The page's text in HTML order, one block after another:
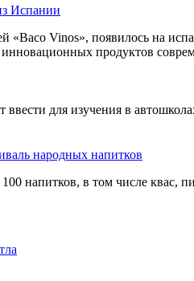
Испании
«Baco Vinos», появилось на
продуктов
для изучения в
народных напитков
напитков, в том числе